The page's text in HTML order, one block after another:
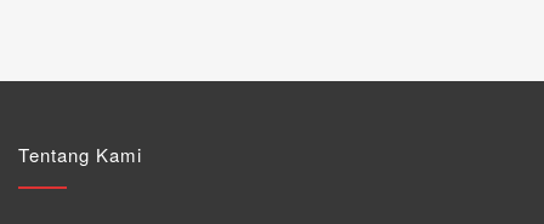
Tentang Kami